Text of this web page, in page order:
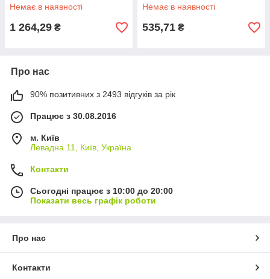
Немає в наявності
1 264,29 ₴
лопаточки
Немає в наявності
535,71 ₴
Про нас
90% позитивних з 2493 відгуків за рік
Працює з 30.08.2016
м. Київ
Левадна 11, Київ, Україна
Контакти
Сьогодні працює з 10:00 до 20:00
Показати весь графік роботи
Про нас
Контакти